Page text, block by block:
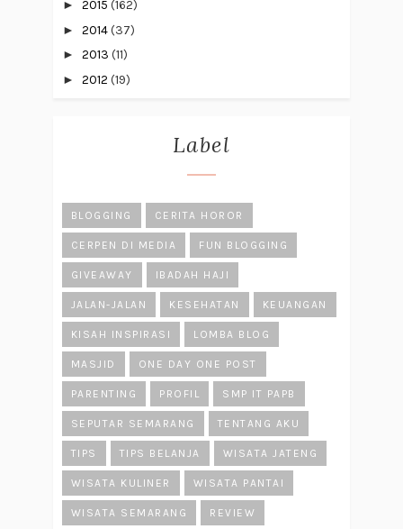
► 2015 (162)
► 2014(37)
► 2013 (11)
► 2012 (19)
Label
BLOGGING CERITA HOROR
CERPEN DI MEDIA FUN BLOGGING
GIVEAWAY IBADAH HAJI
JALAN-JALAN KESEHATAN KEUANGAN
KISAH INSPIRASI LOMBA BLOG
MASJID ONE DAY ONE POST
PARENTING PROFIL SMP IT PAPB
SEPUTAR SEMARANG TENTANG AKU
TIPS TIPS BELANJA WISATA JATENG
WISATA KULINER WISATA PANTAI
WISATA SEMARANG REVIEW